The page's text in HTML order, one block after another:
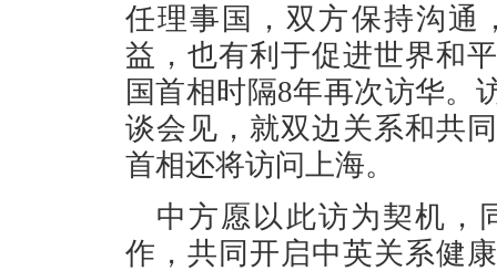
任理事国，双方保持沟通
益，也有利于促进世界和
国首相时隔8年再次访华。
谈会见，就双边关系和共
首相还将访问上海。
中方愿以此访为契机，
作，共同开启中英关系健